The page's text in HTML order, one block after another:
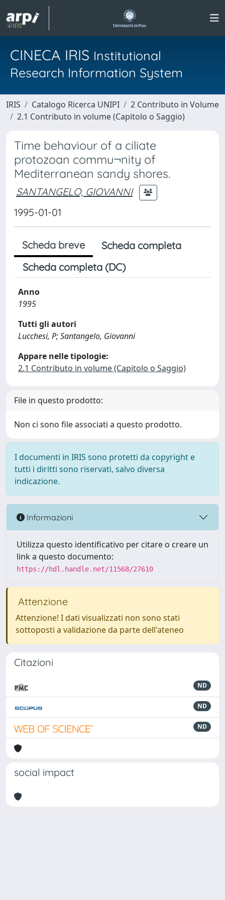
CINECA IRIS Institutional
Research Information System
IRIS Catalogo Ricerca UNIPI
2 Contributo in Volume
2.1 Contributo in volume (Capitolo o Saggio)
Time behaviour of a ciliate
protozoan commu¬nity of
Mediterranean sandy shores.
SANTANGELO, GIOVANNI
1995-01-01
Scheda breve
Scheda completa
Scheda completa (DC)
Anno
1995
Tutti gli autori
Lucchesi, P; Santangelo, Giovanni
Appare nelle tipologie:
2.1 Contributo in volume (Capitolo o Saggio)
File in questo prodotto:
Non ci sono file associati a questo prodotto.
I documenti in IRIS sono protetti da copyright e
tutti i diritti sono riservati, salvo diversa
indicazione.
Informazioni
Utilizza questo identificativo per citare o creare un
link a questo documento:
https://hdl.handle.net/11568/27610
Attenzione
Attenzione! I dati visualizzati non sono stati
sottoposti a validazione da parte dell'ateneo
Citazioni
ND
ND
ND
social impact